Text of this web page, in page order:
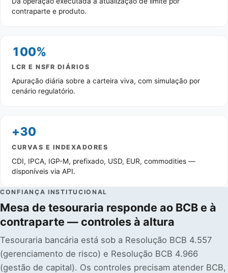
contraparte e produto.
100%
LCR E NSFR DIÁRIOS
Apuração diária sobre a carteira viva, com simulação por
cenário regulatório.
+30
CURVAS E INDEXADORES
CDI, IPCA, IGP-M, prefixado, USD, EUR, commodities —
disponíveis via API.
CONFIANÇA INSTITUCIONAL
Mesa de tesouraria responde ao BCB e à
contraparte — controles à altura
Tesouraria bancária está sob a Resolução BCB 4.557
(gerenciamento de risco) e Resolução BCB 4.966
(gestão de capital). Os controles precisam atender BCB,